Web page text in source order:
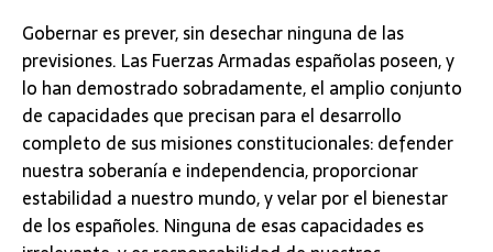
Gobernar es prever, sin desechar ninguna de las
previsiones. Las Fuerzas Armadas españolas poseen, y
lo han demostrado sobradamente, el amplio conjunto
de capacidades que precisan para el desarrollo
completo de sus misiones constitucionales: defender
nuestra soberanía e independencia, proporcionar
estabilidad a nuestro mundo, y velar por el bienestar
de los españoles. Ninguna de esas capacidades es